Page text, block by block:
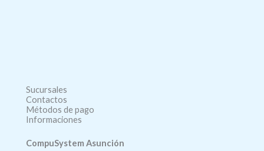
Sucursales
Contactos
Métodos de pago
Informaciones
CompuSystem Asunción